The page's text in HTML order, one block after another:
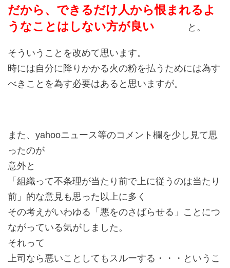
だから、できるだけ人から恨まれるよ
うなことはしない方が良い
と。
そういうことを改めて思います。
時には自分に降りかかる火の粉を払うためには為す
べきことを為す必要はあると思いますが。
また、yahooニュース等のコメント欄を少し見て思
ったのが
意外と
「組織って不条理が当たり前で上に従うのは当たり
前」的な意見も思った以上に多く
その考えがいわゆる「悪をのさばらせる」ことにつ
ながっている気がしました。
それって
上司なら悪いことしてもスルーする・・・というこ